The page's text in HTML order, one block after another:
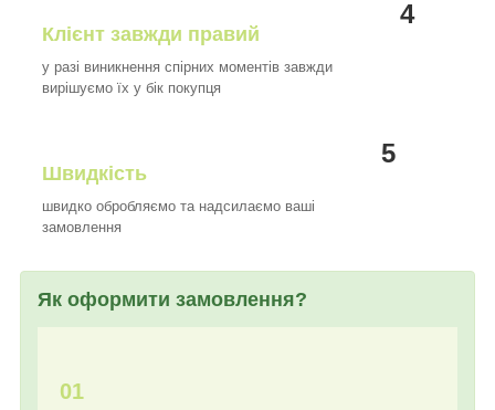
4
Клієнт завжди правий
у разі виникнення спірних моментів завжди
вирішуємо їх у бік покупця
5
Швидкість
швидко обробляємо та надсилаємо ваші
замовлення
Як оформити замовлення?
01